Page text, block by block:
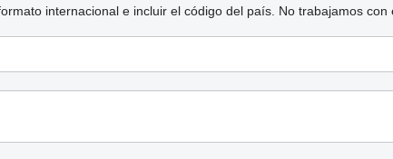
internacional e incluir el código del país. No trabajamos con